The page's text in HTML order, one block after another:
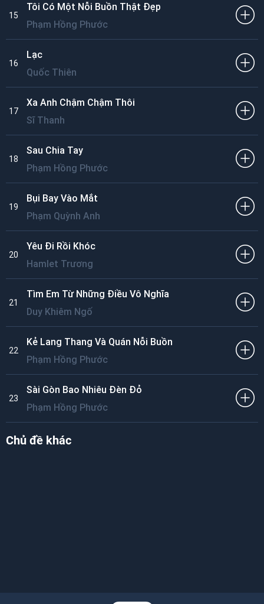
15
Tôi Có Một Nỗi Buồn Thật Đẹp
Phạm Hồng Phước
16
Lạc
Quốc Thiên
17
Xa Anh Chậm Chậm Thôi
Sĩ Thanh
18
Sau Chia Tay
Phạm Hồng Phước
19
Bụi Bay Vào Mắt
Phạm Quỳnh Anh
20
Yêu Đi Rồi Khóc
Hamlet Trương
21
Tìm Em Từ Những Điều Vô Nghĩa
Duy Khiêm Ngố
22
Kẻ Lang Thang Và Quán Nỗi Buồn
Phạm Hồng Phước
23
Sài Gòn Bao Nhiêu Đèn Đỏ
Phạm Hồng Phước
Chủ đề khác